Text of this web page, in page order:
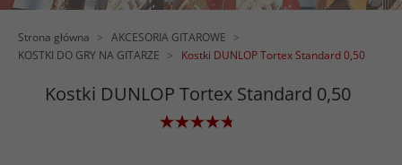
Strona główna
AKCESORIA GITAROWE
KOSTKI DO GRY NA GITARZE
Kostki DUNLOP Tortex Standard 0,50
Kostki DUNLOP Tortex Standard 0,50